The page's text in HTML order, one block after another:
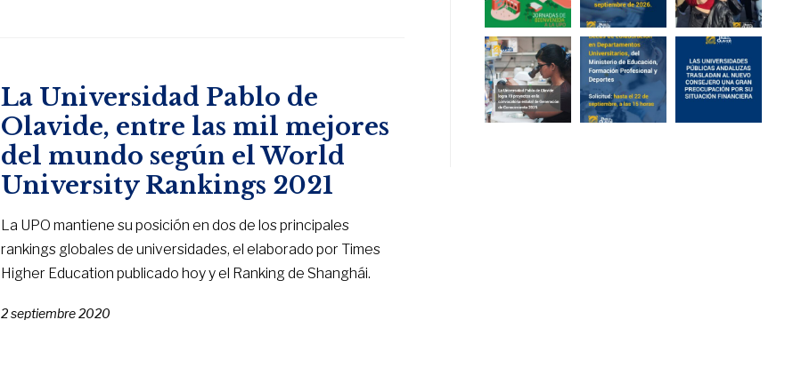
La Universidad Pablo de
Olavide, entre las mil mejores
del mundo según el World
University Rankings 2021
La UPO mantiene su posición en dos de los principales
rankings globales de universidades, el elaborado por Times
Higher Education publicado hoy y el Ranking de Shanghái.
2 septiembre 2020